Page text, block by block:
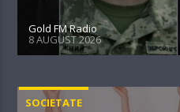
Gold FM Radio
8 AUGUST 2026
SOCIETATE